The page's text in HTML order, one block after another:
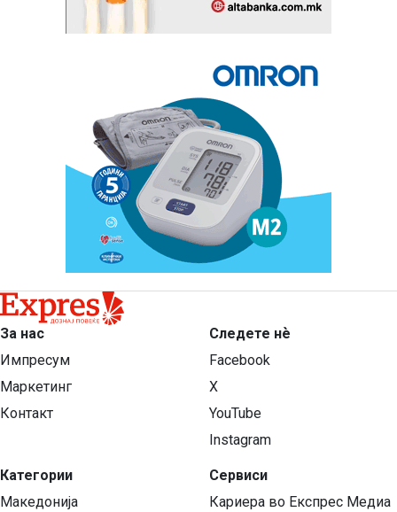
За нас
Импресум
Маркетинг
Контакт
Категории
Македонија
Следете нѐ
Facebook
X
YouTube
Instagram
Сервиси
Кариера во Експрес Медиа